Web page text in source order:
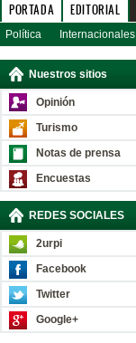
PORTADA EDITORIAL
Política Internacionales
Nuestros sitios
Opinión
Turismo
Notas de prensa
Encuestas
REDES SOCIALES
2urpi
Facebook
Twitter
Google+